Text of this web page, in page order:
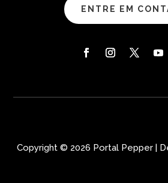
ENTRE EM
Copyright © 2026 Portal Pepper |